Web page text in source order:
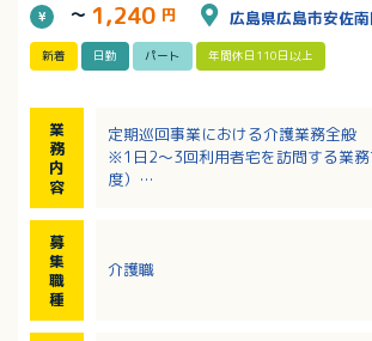
～ 1,240 円 広島県広島市安佐
新着 日勤 パート 年間休日110日以上
業
務
内
容
定期巡回事業における介護業務全般
※1日2～3回利用者宅を訪問する業
度）
募
集
職
種
介護職